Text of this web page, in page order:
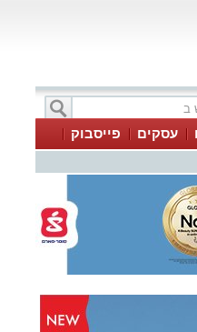
עסקים
פייסבוק